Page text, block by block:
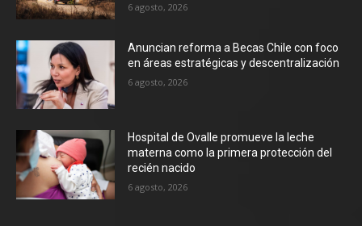
6 agosto, 2026
Anuncian reforma a Becas Chile con foco
en áreas estratégicas y descentralización
6 agosto, 2026
Hospital de Ovalle promueve la leche
materna como la primera protección del
recién nacido
6 agosto, 2026